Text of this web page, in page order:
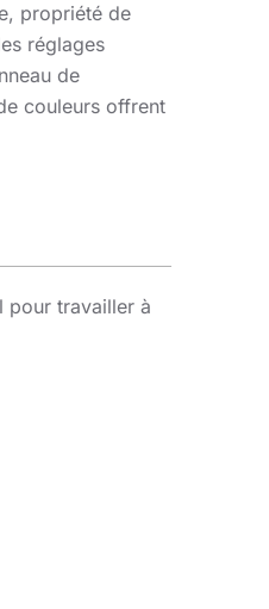
propriété de
réglages
de
couleurs offrent
pour travailler à